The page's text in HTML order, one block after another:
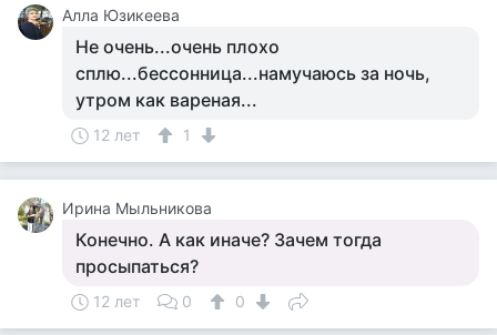
Алла Юзикеева
Не очень...очень плохо
сплю...бессонница...намучаюсь за ночь,
утром как вареная...
12 лет 1
Ирина Мыльникова
Конечно. А как иначе? Зачем тогда
просыпаться?
12 лет 0 0